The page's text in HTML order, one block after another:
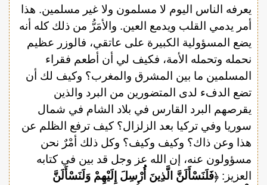
يعرفه الناس اليوم لا مسلمون ولا غير مسلمين. هذا
أمر يدمي القلب ويدمع العين. والأمَرُّ من ذلك كله أنه
يضع المسؤولية الكبيرة على عاتقي، فالوزر عظيم
نحمله وتحمله الأمة، فكيف لي أن أطعم فقراء
المسلمين ما بين المشرق والمغرب؟ وكيف لك أن
تضع الدفء لدى المتضورين من البرد والذين
يقرصهم البرد القارس في بلاد الشام في شمال
سوريا وفي تركيا بعد الزلزال؟ كيف ترفع الظلم عن
هذا وعن ذاك؟ وكيف وكيف؟ وكل ذلك أمْرٌ نحن
مسؤولون عنه، إن الله عز وجل قد بين في كتابه
العزيز: ﴿فَلَنَسْأَلَنَّ الَّذِينَ أُرْسِلَ إِلَيْهِمْ وَلَنَسْأَلَنَّ